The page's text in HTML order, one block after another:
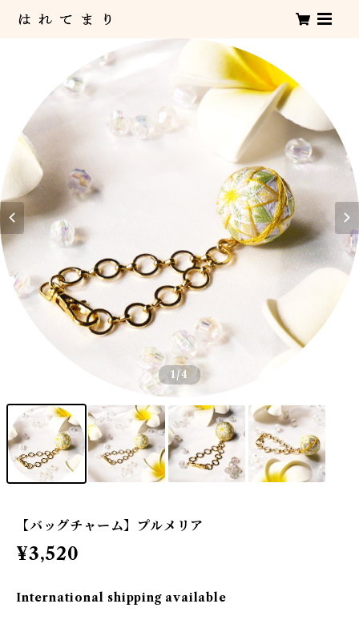
1/4
【バッグチャーム】プルメリア
¥3,520
International shipping available